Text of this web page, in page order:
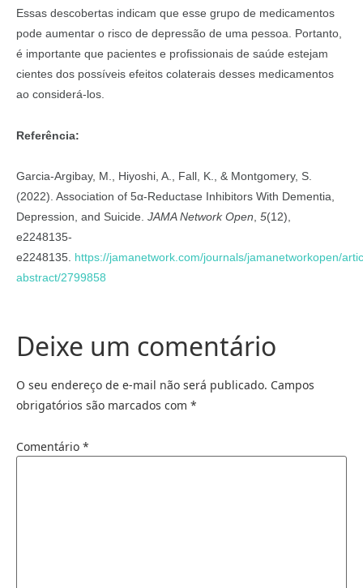
Essas descobertas indicam que esse grupo de medicamentos
pode aumentar o risco de depressão de uma pessoa. Portanto,
é importante que pacientes e profissionais de saúde estejam
cientes dos possíveis efeitos colaterais desses medicamentos
ao considerá-los.
Referência:
Garcia-Argibay, M., Hiyoshi, A., Fall, K., & Montgomery, S.
(2022). Association of 5α-Reductase Inhibitors With Dementia,
Depression, and Suicide. JAMA Network Open 5(12),
e2248135-
e2248135. https://jamanetwork.com/journals/jamanetworkopen/
abstract/2799858
Deixe um comentário
O seu endereço de e-mail não será publicado. Campos
obrigatórios são marcados com *
Comentário *